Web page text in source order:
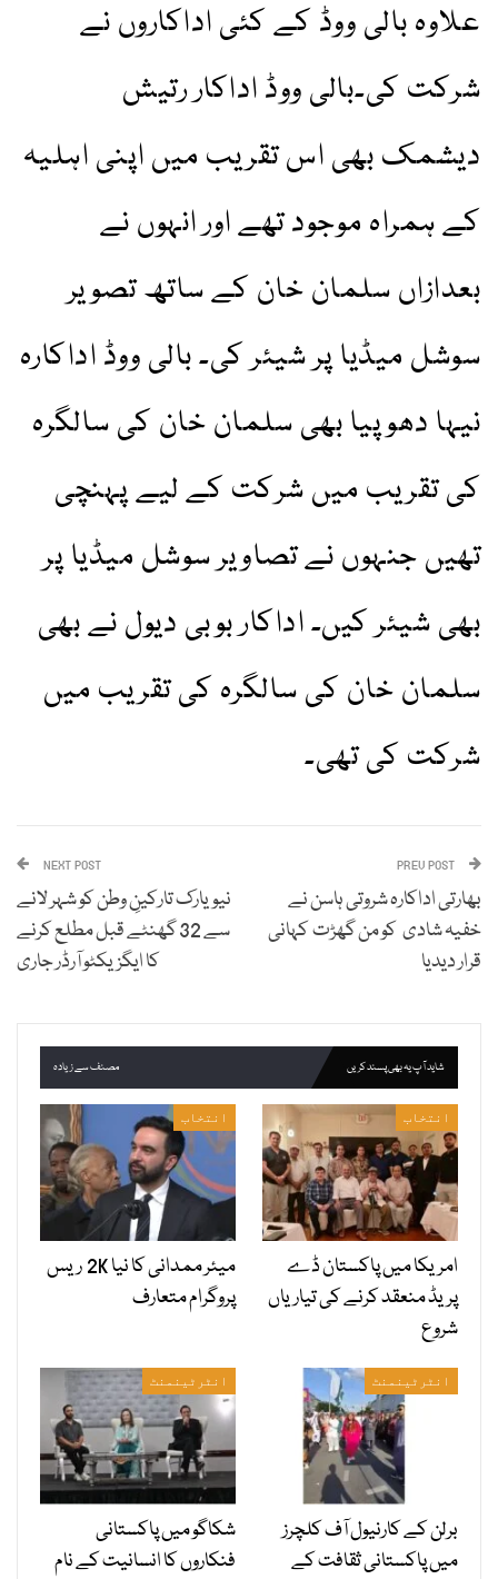
علاوہ بالی ووڈ کے کئی اداکاروں نے
شرکت کی۔بالی ووڈ اداکار رتیش
دیشمک بھی اس تقریب میں اپنی اہلیہ
کے ہمراہ موجود تھے اور انہوں نے
بعدازاں سلمان خان کے ساتھ تصویر
سوشل میڈیا پر شیئر کی۔ بالی ووڈ اداکارہ
نیہا دھوپیا بھی سلمان خان کی سالگرہ
کی تقریب میں شرکت کے لیے پہنچی
تھیں جنہوں نے تصاویر سوشل میڈیا پر
بھی شیئر کیں۔ اداکار بوبی دیول نے بھی
سلمان خان کی سالگرہ کی تقریب میں
شرکت کی تھی۔
بھارتی اداکارہ شروتی ہاسن نے
خفیہ شادی کو من گھڑت کہانی
قرار دیدیا
NEXT POST
نیویارک تارکینِ وطن کو شہر لانے
سے 32 گھنٹے قبل مطلع کرنے
کا ایگزیکٹو آرڈر جاری
شاید آپ یہ بھی پسند کریں مصنف سے زیادہ
انتخاب
امریکا میں پاکستان ڈے
پریڈ منعقد کرنے کی تیاریاں
شروع
انتخاب
میئر ممدانی کا نیا 2K ریس
پروگرام متعارف
انٹرٹینمنٹ
برلن کے کارنیول آف کلچرز
میں پاکستانی ثقافت کے
انٹرٹینمنٹ
شکاگو میں پاکستانی
فنکاروں کا انسانیت کے نام